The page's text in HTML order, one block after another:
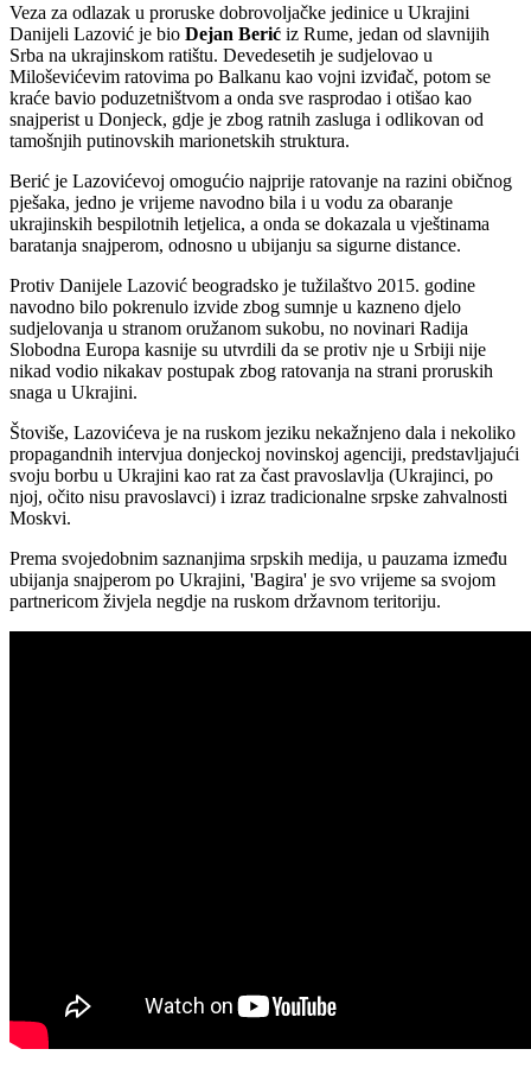
Veza za odlazak u proruske dobrovoljačke jedinice u Ukrajini
Danijeli Lazović je bio Dejan Berić iz Rume, jedan od slavnijih
Srba na ukrajinskom ratištu. Devedesetih je sudjelovao u
Miloševićevim ratovima po Balkanu kao vojni izviđač, potom se
kraće bavio poduzetništvom a onda sve rasprodao i otišao kao
snajperist u Donjeck, gdje je zbog ratnih zasluga i odlikovan od
tamošnjih putinovskih marionetskih struktura.
Berić je Lazovićevoj omogućio najprije ratovanje na razini običnog
pješaka, jedno je vrijeme navodno bila i u vodu za obaranje
ukrajinskih bespilotnih letjelica, a onda se dokazala u vještinama
baratanja snajperom, odnosno u ubijanju sa sigurne distance.
Protiv Danijele Lazović beogradsko je tužilaštvo 2015. godine
navodno bilo pokrenulo izvide zbog sumnje u kazneno djelo
sudjelovanja u stranom oružanom sukobu, no novinari Radija
Slobodna Europa kasnije su utvrdili da se protiv nje u Srbiji nije
nikad vodio nikakav postupak zbog ratovanja na strani proruskih
snaga u Ukrajini.
Štoviše, Lazovićeva je na ruskom jeziku nekažnjeno dala i nekoliko
propagandnih intervjua donjeckoj novinskoj agenciji, predstavljajući
svoju borbu u Ukrajini kao rat za čast pravoslavlja (Ukrajinci, po
njoj, očito nisu pravoslavci) i izraz tradicionalne srpske zahvalnosti
Moskvi.
Prema svojedobnim saznanjima srpskih medija, u pauzama između
ubijanja snajperom po Ukrajini, 'Bagira' je svo vrijeme sa svojom
partnericom živjela negdje na ruskom državnom teritoriju.